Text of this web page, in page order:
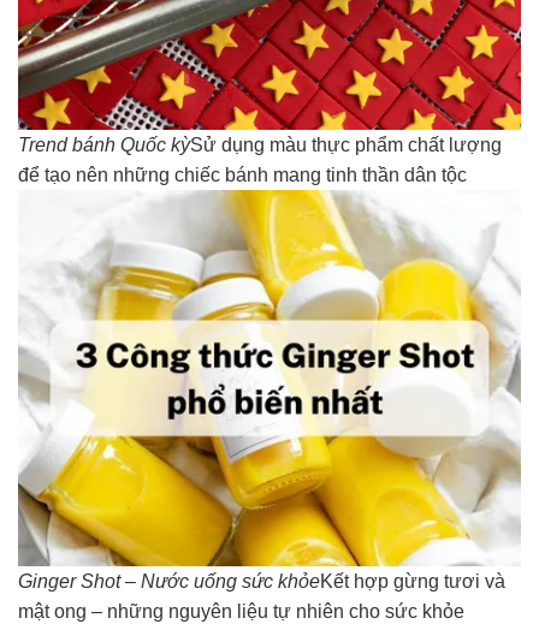
Trend bánh Quốc kỳSử dụng màu thực phẩm chất lượng
để tạo nên những chiếc bánh mang tinh thần dân tộc
Ginger Shot – Nước uống sức khỏeKết hợp gừng tươi và
mật ong – những nguyên liệu tự nhiên cho sức khỏe